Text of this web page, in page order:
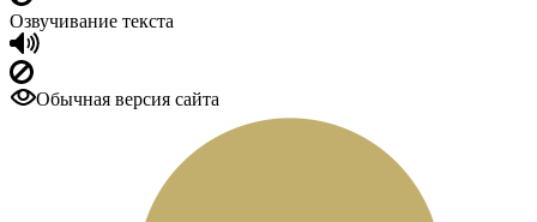
Озвучивание текста
Обычная версия сайта